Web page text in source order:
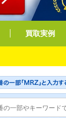
買取実例